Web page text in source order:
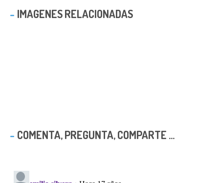
IMAGENES RELACIONADAS
COMENTA, PREGUNTA, COMPARTE ...